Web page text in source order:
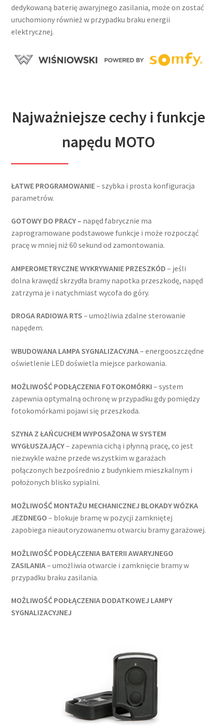
dedykowaną baterię awaryjnego zasilania, może on zostać
uruchomiony również w przypadku braku energii
elektrycznej.
Najważniejsze cechy i funkcje
napędu MOTO
ŁATWE PROGRAMOWANIE– szybka i prosta konfiguracja
parametrów.
GOTOWY DO PRACY – napęd fabrycznie ma
zaprogramowane podstawowe funkcje i może rozpocząć
pracę w mniej niż 60 sekund od zamontowania.
AMPEROMETRYCZNE WYKRYWANIE PRZESZKÓD – jeśli
dolna krawędź skrzydła bramy napotka przeszkodę, napęd
zatrzyma je i natychmiast wycofa do góry.
DROGA RADIOWA RTS – umożliwia zdalne sterowanie
napędem.
WBUDOWANA LAMPA SYGNALIZACYJNA– energooszczędne
oświetlenie LED doświetla miejsce parkowania.
MOŻLIWOŚĆ PODŁĄCZENIA FOTOKOMÓRKI – system
zapewnia optymalną ochronę w przypadku gdy pomiędzy
fotokomórkami pojawi się przeszkoda.
SZYNA Z ŁAŃCUCHEM WYPOSAŻONA W SYSTEM
WYGŁUSZAJĄCY– zapewnia cichą i płynną pracę, co jest
niezwykle ważne przede wszystkim w garażach
połączonych bezpośrednio z budynkiem mieszkalnym i
położonych blisko sypialni.
MOŻLIWOŚĆ MONTAŻU MECHANICZNEJ BLOKADY WÓZKA
JEZDNEGO – blokuje bramę w pozycji zamkniętej
zapobiega nieautoryzowanemu otwarciu bramy garażowej.
MOŻLIWOŚĆ PODŁĄCZENIA BATERII AWARYJNEGO
ZASILANIA– umożliwia otwarcie i zamknięcie bramy w
przypadku braku zasilania.
MOŻLIWOŚĆ PODŁĄCZENIA DODATKOWEJ LAMPY
SYGNALIZACYJNEJ